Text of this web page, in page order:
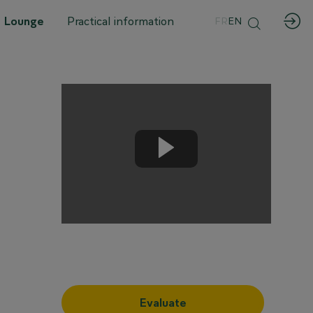
Practical information FREN
Evaluate